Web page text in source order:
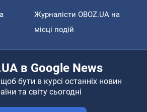
Журналісти OBOZ.UA на
місці подій
в Google News
бути в курсі останніх новин
та світу сьогодні